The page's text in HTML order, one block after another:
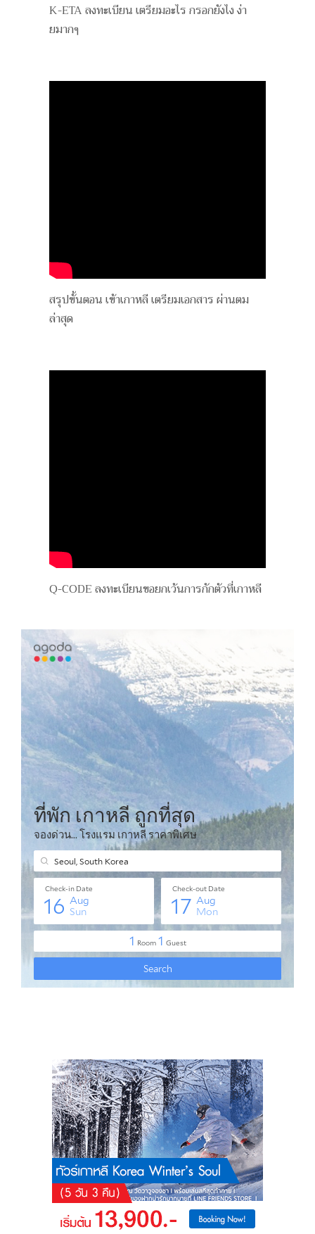
K-ETA ลงทะเบียน เตรียมอะไร กรอกยังไง ง่า
ยมากๆ
สรุปขั้นตอน เข้าเกาหลี เตรียมเอกสาร ผ่านตม
ล่าสุด
Q-CODE ลงทะเบียนขอยกเว้นการกักตัวที่เกาหลี